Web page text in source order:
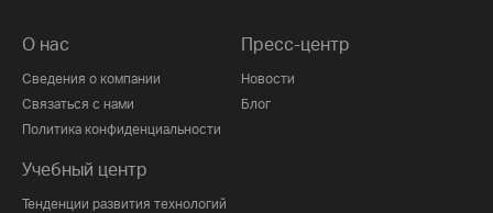
О нас
Сведения о компании
Связаться с нами
Политика конфиденциальности
Пресс-центр
Новости
Блог
Учебный центр
Тенденции развития технологий